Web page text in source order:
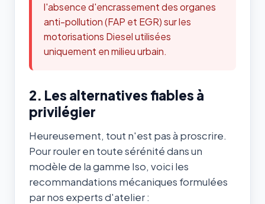
l'absence d'encrassement des organes
anti-pollution (FAP et EGR) sur les
motorisations Diesel utilisées
uniquement en milieu urbain.
2. Les alternatives fiables à
privilégier
Heureusement, tout n'est pas à proscrire.
Pour rouler en toute sérénité dans un
modèle de la gamme Iso, voici les
recommandations mécaniques formulées
par nos experts d'atelier :